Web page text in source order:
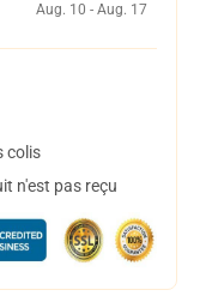
Aug. 10 - Aug. 17
colis
n'est pas reçu